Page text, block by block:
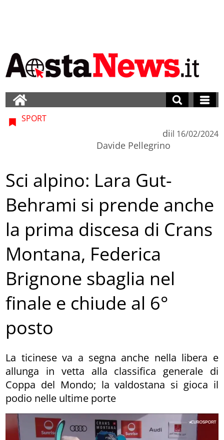
SPORT
di
Davide Pellegrino
il 16/02/2024
Sci alpino: Lara Gut-
Behrami si prende anche
la prima discesa di Crans
Montana, Federica
Brignone sbaglia nel
finale e chiude al 6°
posto
La ticinese va a segna anche nella libera e
allunga in vetta alla classifica generale di
Coppa del Mondo; la valdostana si gioca il
podio nelle ultime porte